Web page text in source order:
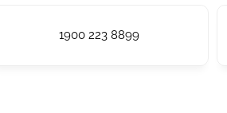
1900 223 8899